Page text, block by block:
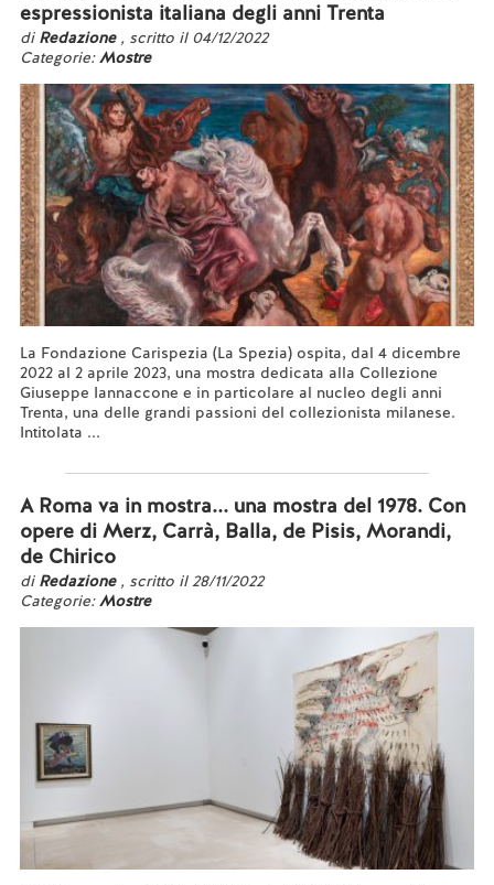
espressionista italiana degli anni Trenta
di Redazione , scritto il 04/12/2022
Categorie:Mostre
La Fondazione Carispezia (La Spezia) ospita, dal 4 dicembre
2022 al 2 aprile 2023, una mostra dedicata alla Collezione
Giuseppe Iannaccone e in particolare al nucleo degli anni
Trenta, una delle grandi passioni del collezionista milanese.
Intitolata ...
A Roma va in mostra... una mostra del 1978. Con
opere di Merz, Carrà, Balla, de Pisis, Morandi,
de Chirico
di Redazione , scritto il 28/11/2022
Categorie:Mostre